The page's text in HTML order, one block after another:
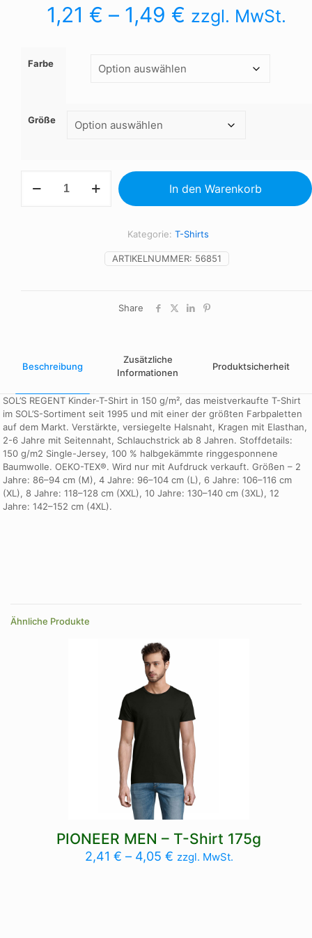
1,21 € – 1,49 € zzgl. MwSt.
Farbe
Größe
KIDS
In den Warenkorb
ARTIKELNUMMER: 56851
Kategorie: T-Shirts
Share
Beschreibung
Zusätzliche
Informationen
Produktsicherheit
SOL’S REGENT Kinder-T-Shirt in 150 g/m², das meistverkaufte T-Shirt
im SOL’S-Sortiment seit 1995 und mit einer der größten Farbpaletten
auf dem Markt. Verstärkte, versiegelte Halsnaht, Kragen mit Elasthan,
2-6 Jahre mit Seitennaht, Schlauchstrick ab 8 Jahren. Stoffdetails:
150 g/m2 Single-Jersey, 100 % halbgekämmte ringgesponnene
Baumwolle. OEKO-TEX®. Wird nur mit Aufdruck verkauft. Größen – 2
Jahre: 86–94 cm (M), 4 Jahre: 96–104 cm (L), 6 Jahre: 106–116 cm
(XL), 8 Jahre: 118–128 cm (XXL), 10 Jahre: 130–140 cm (3XL), 12
Jahre: 142–152 cm (4XL).
black, denim, French Navy, fuchsia, gold, grey melange, kelly
Reinweiss, royal blue, Sand, sky blue, white
Ähnliche Produkte
PIONEER MEN – T-Shirt 175g
2,41 € – 4,05 € zzgl. MwSt.